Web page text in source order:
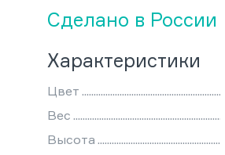
Сделано в России
Характеристики
Цвет
Вес
Высота